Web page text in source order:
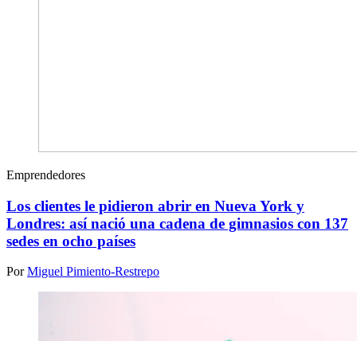
Emprendedores
Los clientes le pidieron abrir en Nueva York y
Londres: así nació una cadena de gimnasios con 137
sedes en ocho países
PorMiguel Pimiento-Restrepo